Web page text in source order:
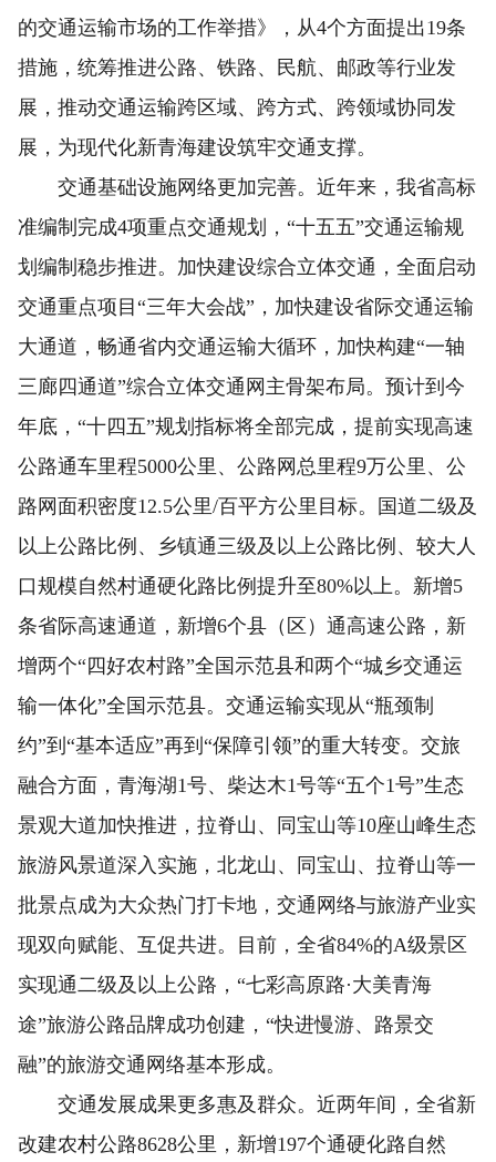
的交通运输市场的工作举措》，从4个方面提出19条
措施，统筹推进公路、铁路、民航、邮政等行业发
展，推动交通运输跨区域、跨方式、跨领域协同发
展，为现代化新青海建设筑牢交通支撑。
交通基础设施网络更加完善。近年来，我省高标
准编制完成4项重点交通规划，“十五五”交通运输规
划编制稳步推进。加快建设综合立体交通，全面启动
交通重点项目“三年大会战”，加快建设省际交通运输
大通道，畅通省内交通运输大循环，加快构建“一轴
三廊四通道”综合立体交通网主骨架布局。预计到今
年底，“十四五”规划指标将全部完成，提前实现高速
公路通车里程5000公里、公路网总里程9万公里、公
路网面积密度12.5公里/百平方公里目标。国道二级及
以上公路比例、乡镇通三级及以上公路比例、较大人
口规模自然村通硬化路比例提升至80%以上。新增5
条省际高速通道，新增6个县（区）通高速公路，新
增两个“四好农村路”全国示范县和两个“城乡交通运
输一体化”全国示范县。交通运输实现从“瓶颈制
约”到“基本适应”再到“保障引领”的重大转变。交旅
融合方面，青海湖1号、柴达木1号等“五个1号”生态
景观大道加快推进，拉脊山、同宝山等10座山峰生态
旅游风景道深入实施，北龙山、同宝山、拉脊山等一
批景点成为大众热门打卡地，交通网络与旅游产业实
现双向赋能、互促共进。目前，全省84%的A级景区
实现通二级及以上公路，“七彩高原路·大美青海
途”旅游公路品牌成功创建，“快进慢游、路景交
融”的旅游交通网络基本形成。
交通发展成果更多惠及群众。近两年间，全省新
改建农村公路8628公里，新增197个通硬化路自然